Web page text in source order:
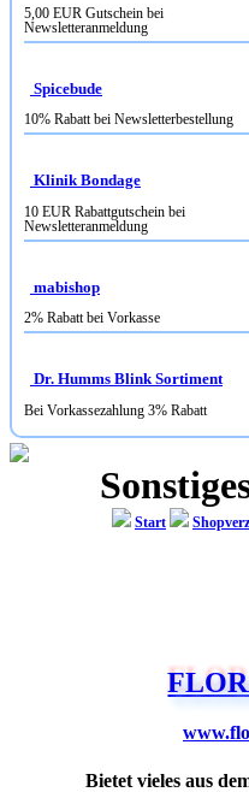
5,00 EUR Gutschein bei
Newsletteranmeldung
Spicebude
10% Rabatt bei Newsletterbestellung
Klinik Bondage
10 EUR Rabattgutschein bei
Newsletteranmeldung
mabishop
2% Rabatt bei Vorkasse
Dr. Humms Blink Sortiment
Bei Vorkassezahlung 3% Rabatt
Start
Bietet vieles aus